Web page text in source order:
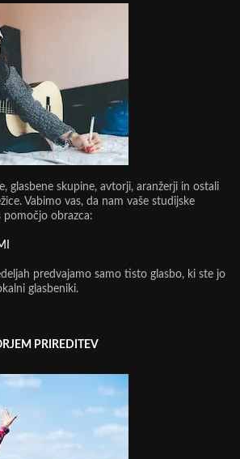
glasbene skupine, avtorji, aranžerji in ostali
Vabimo vas, da nam vaše studijske
pomočjo obrazca:
predvajamo samo tisto glasbo, ki ste jo
glasbeniki.
PRIREDITEV